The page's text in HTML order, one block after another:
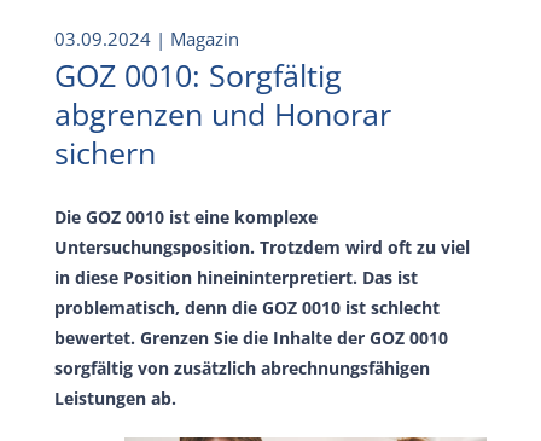
03.09.2024 | Magazin
GOZ 0010: Sorgfältig
abgrenzen und Honorar
sichern
Die GOZ 0010 ist eine komplexe
Untersuchungsposition. Trotzdem wird oft zu viel
in diese Position hineininterpretiert. Das ist
problematisch, denn die GOZ 0010 ist schlecht
bewertet. Grenzen Sie die Inhalte der GOZ 0010
sorgfältig von zusätzlich abrechnungsfähigen
Leistungen ab.